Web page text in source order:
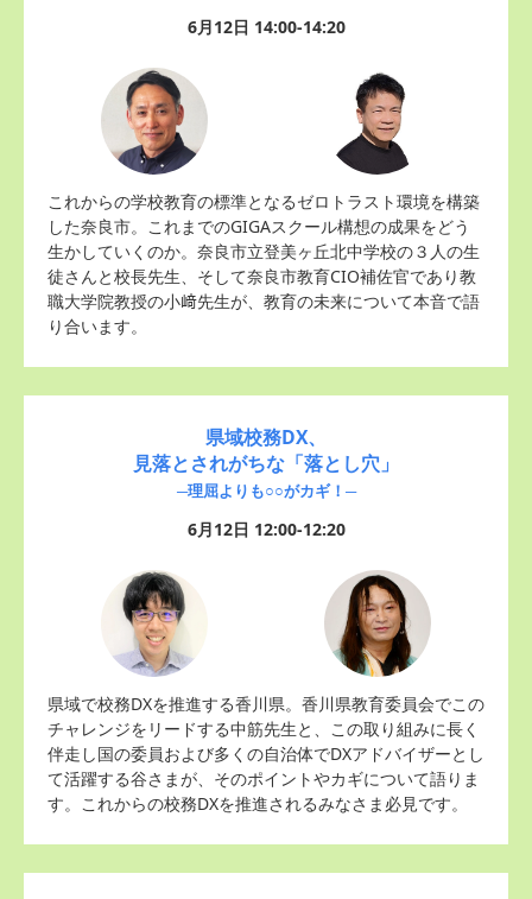
6月12日 14:00-14:20
これからの学校教育の標準となるゼロトラスト環境を構築
した奈良市。これまでのGIGAスクール構想の成果をどう
生かしていくのか。奈良市立登美ヶ丘北中学校の３人の生
徒さんと校長先生、そして奈良市教育CIO補佐官であり教
職大学院教授の小﨑先生が、教育の未来について本音で語
り合います。
県域校務DX、
見落とされがちな「落とし穴」
─理屈よりも○○がカギ！─
6月12日 12:00-12:20
県域で校務DXを推進する香川県。香川県教育委員会でこの
チャレンジをリードする中筋先生と、この取り組みに長く
伴走し国の委員および多くの自治体でDXアドバイザーとし
て活躍する谷さまが、そのポイントやカギについて語りま
す。これからの校務DXを推進されるみなさま必見です。